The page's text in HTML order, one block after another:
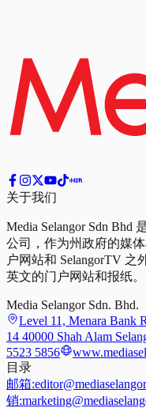
关于我们
Media Selangor Sdn
公司，作为州政府的媒
户网站和 SelangorTV
英文的门户网站和报纸。
Media Selangor Sdn. Bhd.
Level 11, Menara Bank
14 40000 Shah Alam
5523 5856
目录
邮箱:
销: